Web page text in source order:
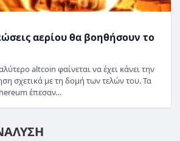
αερίου θα βοηθήσουν το
altcoin φαίνεται να έχει κάνει την
σχετικά με τη δομή των τελών του. Τα
έπεσαν…